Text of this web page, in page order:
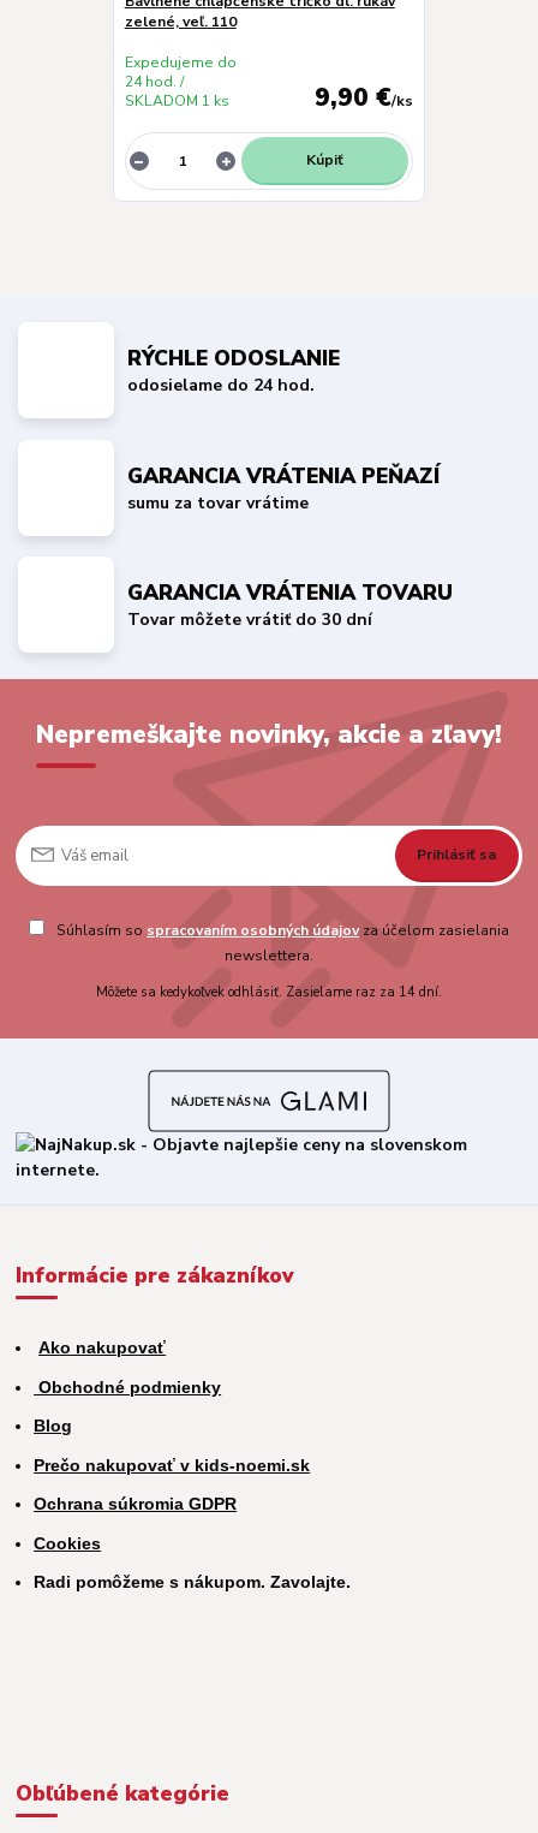
zelené, veľ. 110
9,90 €/ks
Expedujeme do
24 hod. /
SKLADOM 1 ks
Kúpiť
RÝCHLE ODOSLANIE
odosielame do 24 hod.
GARANCIA VRÁTENIA PEŇAZÍ
sumu za tovar vrátime
GARANCIA VRÁTENIA TOVARU
Tovar môžete vrátiť do 30 dní
Nepremeškajte novinky, akcie a zľavy!
Prihlásiť sa
Súhlasím so spracovaním osobných údajovza účelom zasielania
newslettera.
Môžete sa kedykoľvek odhlásiť. Zasielame raz za 14 dní.
Informácie pre zákazníkov
Ako nakupovať
Obchodné podmienky
Blog
Prečo nakupovať v kids-noemi.sk
Ochrana súkromia GDPR
Cookies
Radi pomôžeme s nákupom. Zavolajte.
Obľúbené kategórie